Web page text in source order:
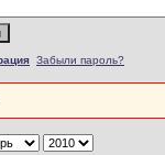
Забыли пароль?